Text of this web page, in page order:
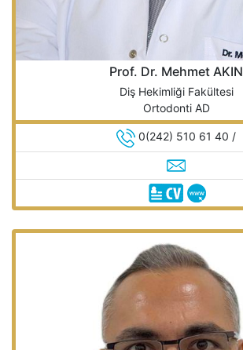
Prof. Dr. Mehmet AKIN
Diş Hekimliği Fakültesi
Ortodonti AD
0(242) 510 61 40 /